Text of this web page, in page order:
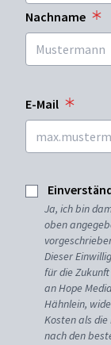
Nachname
E-Mail
Ja, ich bin
oben
Dieser
für die
an Hope
Hähnlein,
Kosten als
nach den